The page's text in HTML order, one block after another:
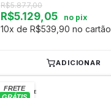
R$5.877,00
R$5.129,05 no pix
10x de R$539,90 no cartão
ADICIONAR